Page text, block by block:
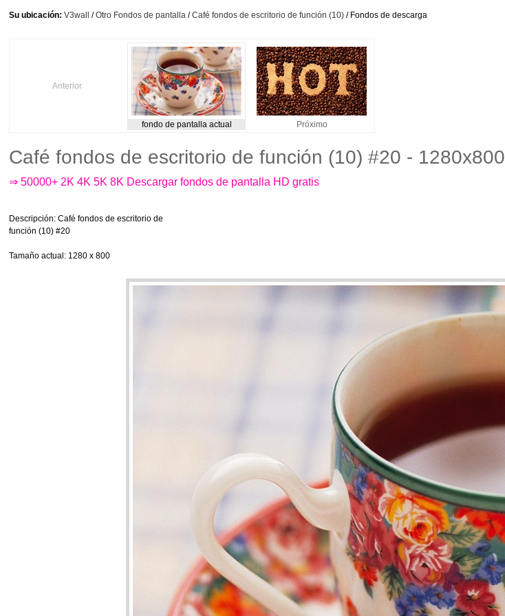
Su ubicación: V3wall /Otro Fondos de pantalla /Café fondos de escritorio de función (10) / Fondos de descarga
Anterior
fondo de pantalla actual Próximo
Café fondos de escritorio de función (10) #20 - 1280x800
⇒ 50000+ 2K 4K 5K 8K Descargar fondos de pantalla HD gratis
Descripción: Café fondos de escritorio de
función (10) #20
Tamaño actual : 1280 x 800